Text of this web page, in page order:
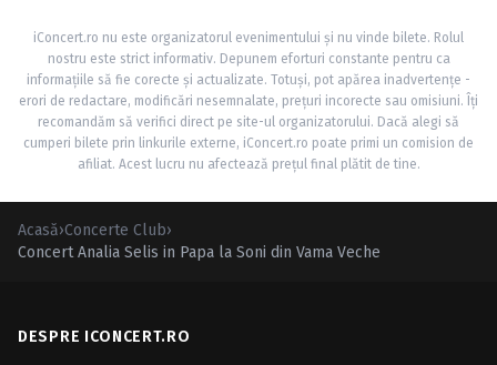
iConcert.ro nu este organizatorul evenimentului și nu vinde bilete. Rolul
nostru este strict informativ. Depunem eforturi constante pentru ca
informațiile să fie corecte și actualizate. Totuși, pot apărea inadvertențe -
erori de redactare, modificări nesemnalate, prețuri incorecte sau omisiuni. Îți
recomandăm să verifici direct pe site-ul organizatorului. Dacă alegi să
cumperi bilete prin linkurile externe, iConcert.ro poate primi un comision de
afiliat. Acest lucru nu afectează prețul final plătit de tine.
Acasă›Concerte Club›
Concert Analia Selis in Papa la Soni din Vama Veche
DESPRE ICONCERT.RO